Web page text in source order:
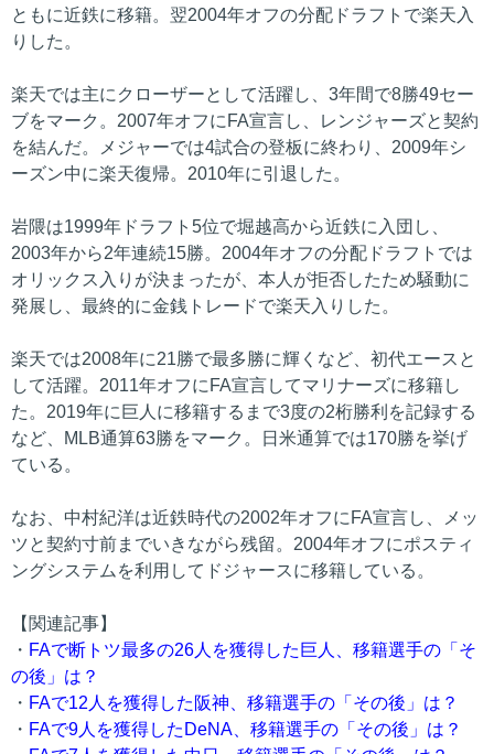
ともに近鉄に移籍。翌2004年オフの分配ドラフトで楽天入
りした。
楽天では主にクローザーとして活躍し、3年間で8勝49セー
ブをマーク。2007年オフにFA宣言し、レンジャーズと契約
を結んだ。メジャーでは4試合の登板に終わり、2009年シ
ーズン中に楽天復帰。2010年に引退した。
岩隈は1999年ドラフト5位で堀越高から近鉄に入団し、
2003年から2年連続15勝。2004年オフの分配ドラフトでは
オリックス入りが決まったが、本人が拒否したため騒動に
発展し、最終的に金銭トレードで楽天入りした。
楽天では2008年に21勝で最多勝に輝くなど、初代エースと
して活躍。2011年オフにFA宣言してマリナーズに移籍し
た。2019年に巨人に移籍するまで3度の2桁勝利を記録する
など、MLB通算63勝をマーク。日米通算では170勝を挙げ
ている。
なお、中村紀洋は近鉄時代の2002年オフにFA宣言し、メッ
ツと契約寸前までいきながら残留。2004年オフにポスティ
ングシステムを利用してドジャースに移籍している。
【関連記事】
・ FAで断トツ最多の26人を獲得した巨人、移籍選手の「そ
の後」は？
・ FAで12人を獲得した阪神、移籍選手の「その後」は？
・ FAで9人を獲得したDeNA、移籍選手の「その後」は？